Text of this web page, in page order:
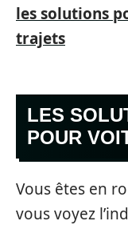
les solutions
trajets
LES
POUR
Vous êtes en
vous voyez